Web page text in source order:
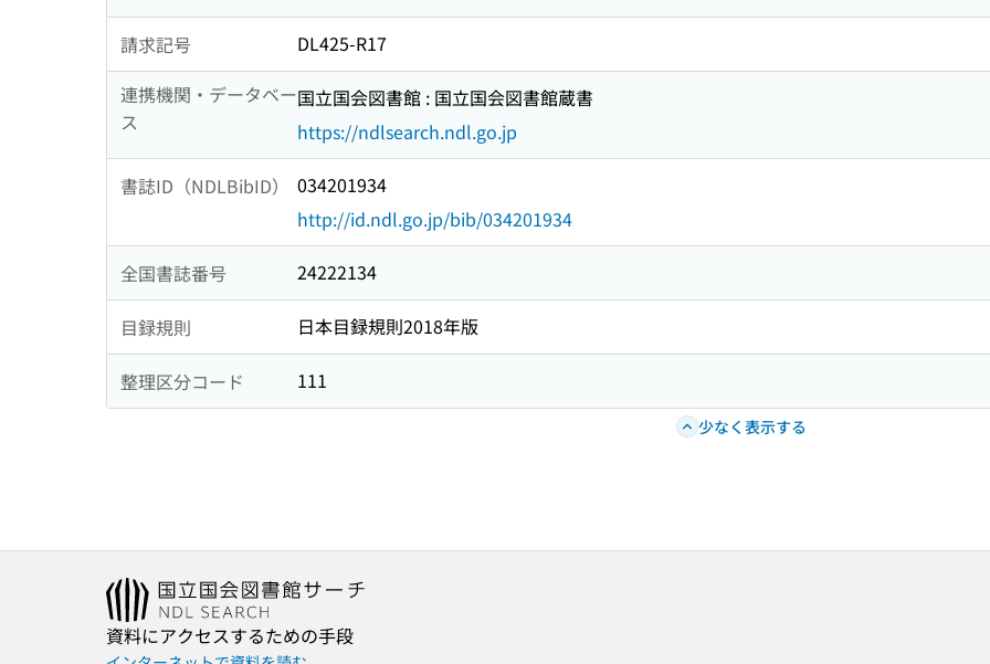
請求記号
DL425-R17
連携機関・データベー
ス
国立国会図書館 : 国立国会図書館蔵書
https://ndlsearch.ndl.go.jp
書誌ID（NDLBibID）
034201934
http://id.ndl.go.jp/bib/034201934
全国書誌番号 24222134
目録規則 日本目録規則2018年版
整理区分コード 111
少なく表示する
資料にアクセスするための手段